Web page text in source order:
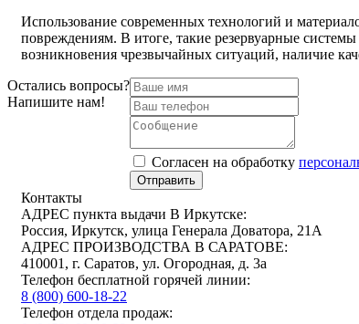
Использование современных технологий и
повреждениям. В итоге, такие резервуарные
возникновения чрезвычайных ситуаций, наличие
Остались вопросы?
Напишите нам!
Cогласен на обработку
Отправить
Контакты
АДРЕС пункта выдачи В Иркутске:
Россия, Иркутск, улица Генерала Доватора, 21А
АДРЕС ПРОИЗВОДСТВА В САРАТОВЕ:
410001, г. Саратов, ул. Огородная, д. 3а
Телефон бесплатной горячей линии:
8 (800) 600-18-22
Телефон отдела продаж: